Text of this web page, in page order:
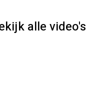
alle video's